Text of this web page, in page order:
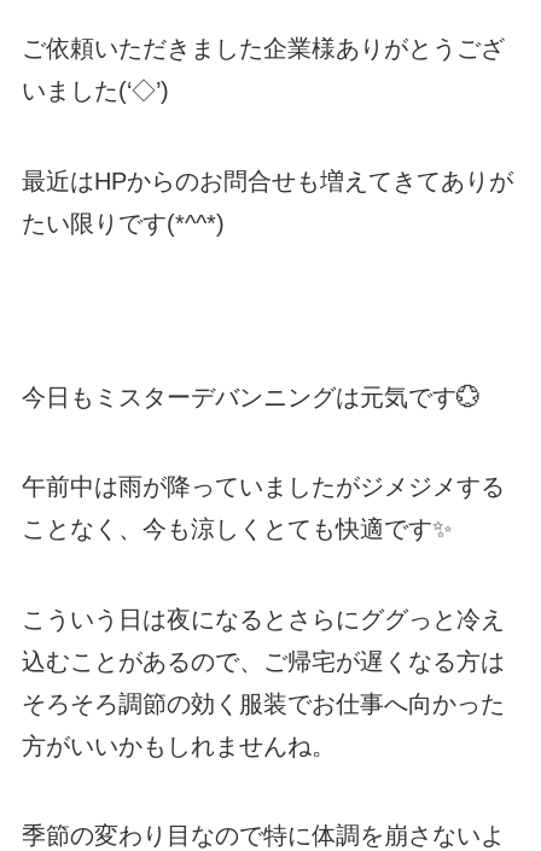
ご依頼いただきました企業様ありがとうござ
いました(‘◇’)ゞ
最近はHPからのお問合せも増えてきてありが
たい限りです(*^^*)
今日もミスターデバンニングは元気です💮
午前中は雨が降っていましたがジメジメする
ことなく、今も涼しくとても快適です✨
こういう日は夜になるとさらにググっと冷え
込むことがあるので、ご帰宅が遅くなる方は
そろそろ調節の効く服装でお仕事へ向かった
方がいいかもしれませんね。
季節の変わり目なので特に体調を崩さないよ